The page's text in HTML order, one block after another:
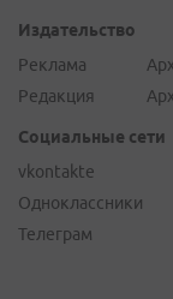
Издательство
Реклама
Редакция
Социальные сети
vkontakte
Одноклассники
Телеграм